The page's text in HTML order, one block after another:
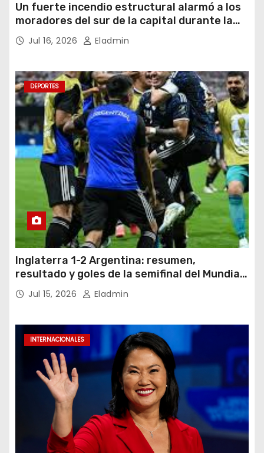
Un fuerte incendio estructural alarmó a los
moradores del sur de la capital durante la
noche del miércoles 15 de julio de 2026
Jul 16, 2026 Eladmin
DEPORTES
Inglaterra 1-2 Argentina: resumen,
resultado y goles de la semifinal del Mundial
2026Jul 15, 2026 Eladmin
INTERNACIONALES